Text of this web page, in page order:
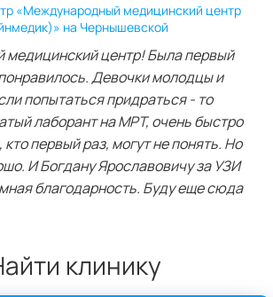
«Международный медицинский центр
на Чернышевской
медицинский центр! Была первый
Девочки молодцы и
попытаться придраться - то
лаборант на МРТ, очень быстро
первый раз, могут не понять. Но
И Богдану Ярославовичу за УЗИ
благодарность. Буду еще сюда
клинику